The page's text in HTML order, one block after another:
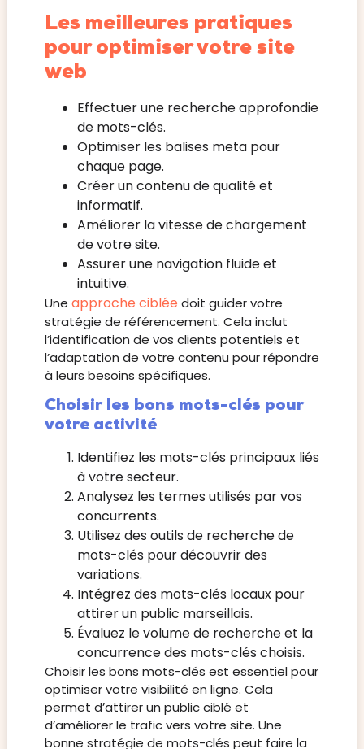
Les meilleures pratiques
pour optimiser votre site
web
Effectuer une recherche approfondie
de mots-clés.
Optimiser les balises meta pour
chaque page.
Créer un contenu de qualité et
informatif.
Améliorer la vitesse de chargement
de votre site.
Assurer une navigation fluide et
intuitive.
Une approche ciblée doit guider votre
stratégie de référencement. Cela inclut
l’identification de vos clients potentiels et
l’adaptation de votre contenu pour répondre
à leurs besoins spécifiques.
Choisir les bons mots-clés pour
votre activité
Identifiez les mots-clés principaux liés
à votre secteur.
Analysez les termes utilisés par vos
concurrents.
Utilisez des outils de recherche de
mots-clés pour découvrir des
variations.
Intégrez des mots-clés locaux pour
attirer un public marseillais.
Évaluez le volume de recherche et la
concurrence des mots-clés choisis.
Choisir les bons mots-clés est essentiel pour
optimiser votre visibilité en ligne. Cela
permet d’attirer un public ciblé et
d’améliorer le trafic vers votre site. Une
bonne stratégie de mots-clés peut faire la